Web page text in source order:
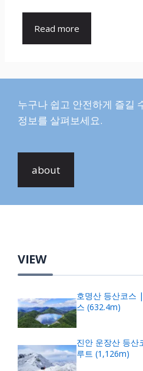
Read more
누구나 쉽고 안전하게 즐길
정보를 살펴보세요.
about
VIEW
호명산 등산코스
스 (632.4m)
진안 운장산 등
루트 (1,126m)